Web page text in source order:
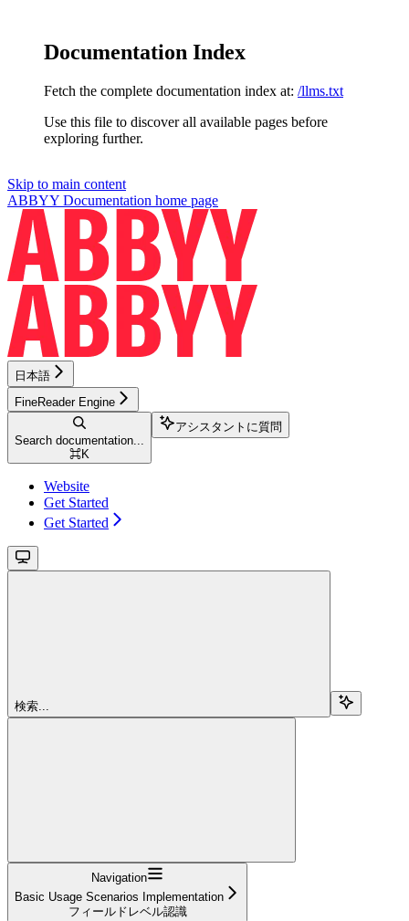
Documentation Index
Fetch the complete documentation index at: /llms.txt
Use this file to discover all available pages before
exploring further.
Skip to main content
ABBYY Documentation home page
日本語
FineReader Engine
Search documentation...
⌘K
アシスタントに質問
Website
Get Started
Get Started
検索...
Navigation
Basic Usage Scenarios Implementation
フィールドレベル認識